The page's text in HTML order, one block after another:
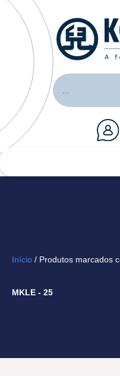
Início / Produtos marcados
MKLE - 25